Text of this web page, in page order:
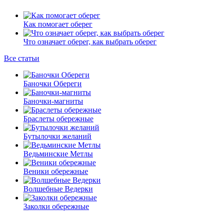
Как помогает оберег
Что означает оберег, как выбрать оберег
Все статьи
Баночки Обереги
Баночки-магниты
Браслеты обережные
Бутылочки желаний
Ведьминские Метлы
Веники обережные
Волшебные Ведерки
Заколки обережные